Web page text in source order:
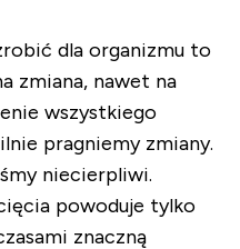
dla organizmu to
zmiana, nawet na
wszystkiego
pragniemy zmiany.
niecierpliwi.
powoduje tylko
znaczną